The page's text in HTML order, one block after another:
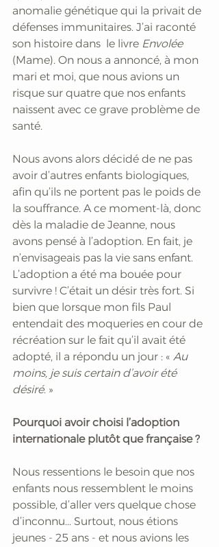
anomalie génétique qui la privait de
défenses immunitaires. J’ai raconté
son histoire dans  le livre Envolée
(Mame). On nous a annoncé, à mon
mari et moi, que nous avions un
risque sur quatre que nos enfants
naissent avec ce grave problème de
santé.
Nous avons alors décidé de ne pas
avoir d’autres enfants biologiques,
afin qu’ils ne portent pas le poids de
la souffrance. A ce moment-là, donc
dès la maladie de Jeanne, nous
avons pensé à l’adoption. En fait, je
n’envisageais pas la vie sans enfant.
L’adoption a été ma bouée pour
survivre ! C’était un désir très fort. Si
bien que lorsque mon fils Paul
entendait des moqueries en cour de
récréation sur le fait qu’il avait été
adopté, il a répondu un jour : « Au
moins, je suis certain d’avoir été
désiré. »
Pourquoi avoir choisi l’adoption
internationale plutôt que française ?
Nous ressentions le besoin que nos
enfants nous ressemblent le moins
possible, d’aller vers quelque chose
d’inconnu... Surtout, nous étions
jeunes - 25 ans - et nous avions les